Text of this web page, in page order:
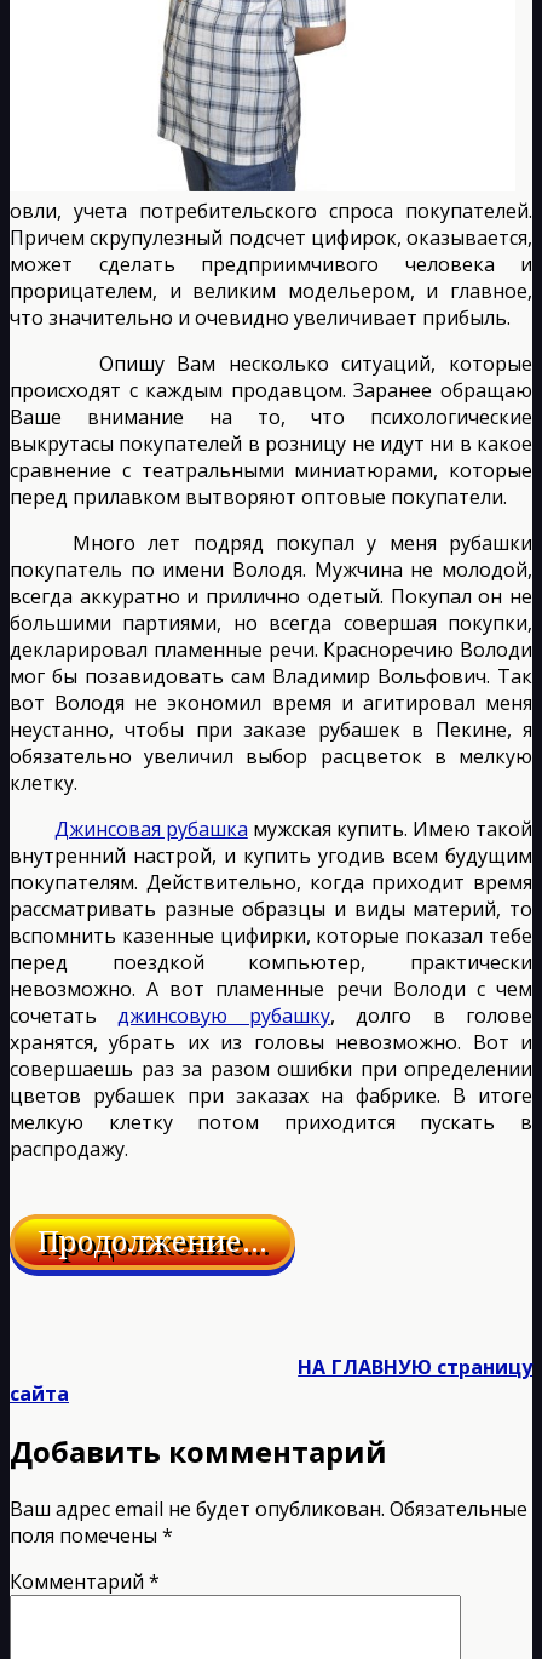
овли, учета потребительского спроса покупателей.
Причем скрупулезный подсчет цифирок, оказывается,
может сделать предприимчивого человека и
прорицателем, и великим модельером, и главное,
что значительно и очевидно увеличивает прибыль.
Опишу Вам несколько ситуаций, которые
происходят с каждым продавцом. Заранее обращаю
Ваше внимание на то, что психологические
выкрутасы покупателей в розницу не идут ни в какое
сравнение с театральными миниатюрами, которые
перед прилавком вытворяют оптовые покупатели.
Много лет подряд покупал у меня рубашки
покупатель по имени Володя. Мужчина не молодой,
всегда аккуратно и прилично одетый. Покупал он не
большими партиями, но всегда совершая покупки,
декларировал пламенные речи. Красноречию Володи
мог бы позавидовать сам Владимир Вольфович. Так
вот Володя не экономил время и агитировал меня
неустанно, чтобы при заказе рубашек в Пекине, я
обязательно увеличил выбор расцветок в мелкую
клетку.
Джинсовая рубашка мужская купить. Имею такой
внутренний настрой, и купить угодив всем будущим
покупателям. Действительно, когда приходит время
рассматривать разные образцы и виды материй, то
вспомнить казенные цифирки, которые показал тебе
перед поездкой компьютер, практически
невозможно. А вот пламенные речи Володи с чем
сочетатьджинсовую рубашку, долго в голове
хранятся, убрать их из головы невозможно. Вот и
совершаешь раз за разом ошибки при определении
цветов рубашек при заказах на фабрике. В итоге
мелкую клетку потом приходится пускать в
распродажу.
НА ГЛАВНУЮ страницу
сайта
Добавить комментарий
Ваш адрес email не будет опубликован. Обязательные
поля помечены *
Комментарий *